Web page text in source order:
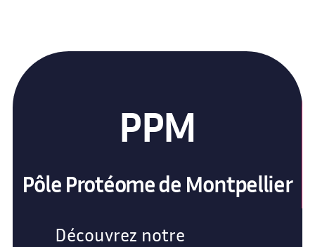
PPM
Pôle Protéome de Montpellier
Découvrez notre